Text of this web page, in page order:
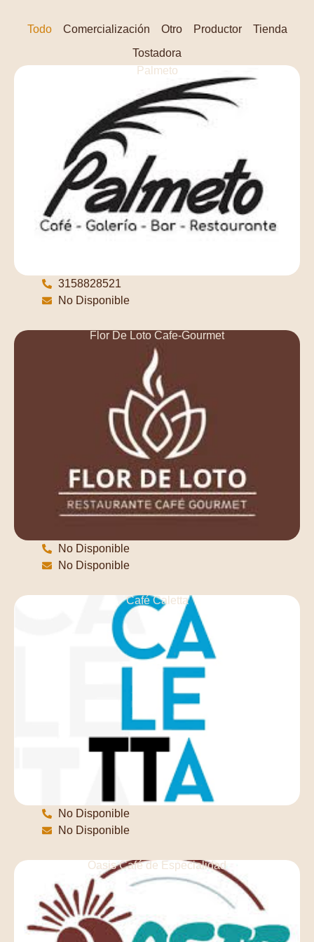
Comercialización Otro Productor
Tienda
Tostadora
Todo
Palmeto
3158828521
No Disponible
Flor De Loto Cafe-Gourmet
No Disponible
No Disponible
Café Caletta
No Disponible
No Disponible
Oasis Café de Especialidad